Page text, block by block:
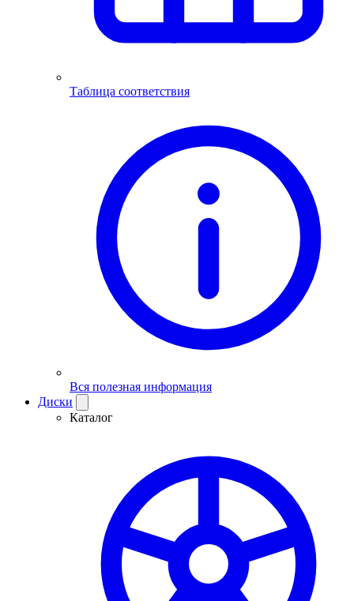
Таблица соответствия
Вся полезная информация
Диски
Каталог